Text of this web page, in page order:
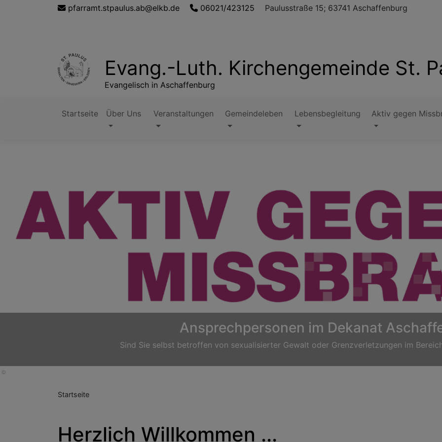
pfarramt.stpaulus.ab@elkb.de 06021/423125 Paulusstraße 15; 63741 Aschaffenburg
Evang.-Luth. Kirchengemeinde St.
Evangelisch in Aschaffenburg
Hauptnavigation
Startseite Über Uns Veranstaltungen Gemeindeleben Lebensbegleitung Aktiv gegen
Taufe
Startseite
Herzlich Willkommen ...